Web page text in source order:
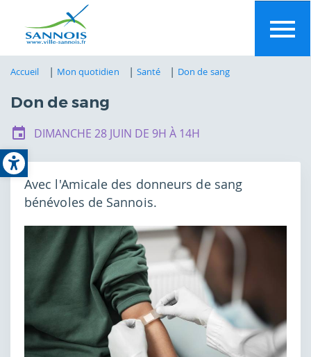
Open toolbar
Accueil Mon quotidien Santé Don de sang
Don de sang
DIMANCHE 28 JUIN DE 9H À 14H
Avec l'Amicale des donneurs de sang
bénévoles de Sannois.